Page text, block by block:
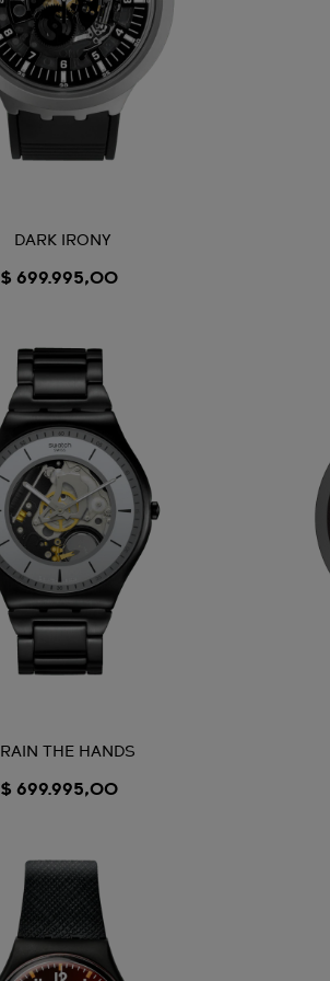
DARK IRONY
$ 699.995,00
THE HANDS
$ 699.995,00